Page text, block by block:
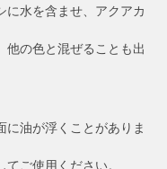
に水を含ませ、アクアカ
他の色と混ぜることも出
に油が浮くことがありま
ご使用ください。